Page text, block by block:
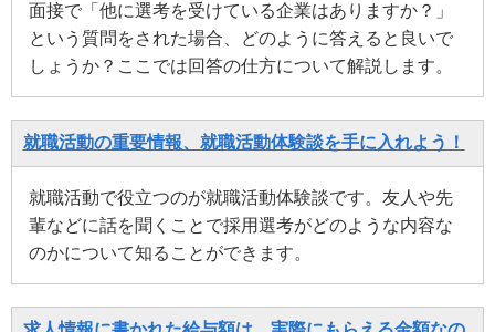
面接で「他に選考を受けている企業はありますか？」
という質問をされた場合、どのように答えると良いで
しょうか？ここでは回答の仕方について解説します。
就職活動の重要情報、就職活動体験談を手に入れよう！
就職活動で役立つのが就職活動体験談です。友人や先
輩などに話を聞くことで採用選考がどのような内容な
のかについて知ることができます。